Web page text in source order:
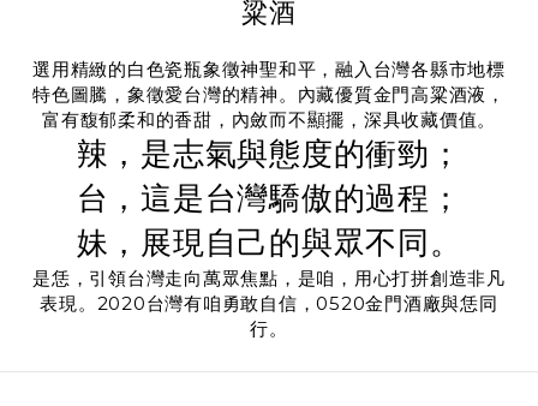
粱酒
選用精緻的白色瓷瓶象徵神聖和平，融入台灣各縣市地標
特色圖騰，象徵愛台灣的精神。內藏優質金門高粱酒液，
富有馥郁柔和的香甜，內斂而不顯擺，深具收藏價值。
辣，是志氣與態度的衝勁；
台，這是台灣驕傲的過程；
妹，展現自己的與眾不同。
是恁，引領台灣走向萬眾焦點，是咱，用心打拼創造非凡
表現。2020台灣有咱勇敢自信，0520金門酒廠與恁同
行。